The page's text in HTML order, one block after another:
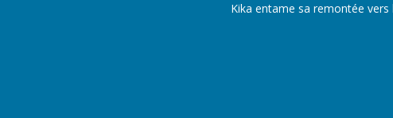
Kika entame sa remontée vers